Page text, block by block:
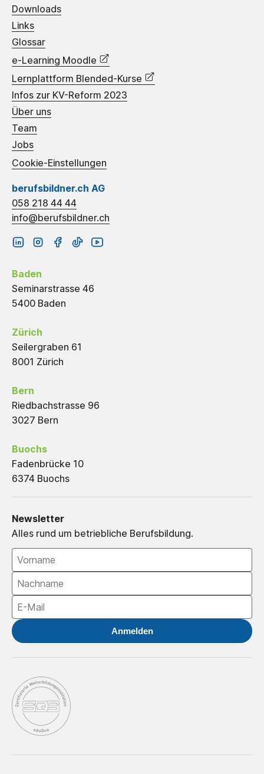
berufsbildner.ch AG
058 218 44 44
info@berufsbildner.ch
Baden
Seminarstrasse 46
5400 Baden
Zürich
Seilergraben 61
8001 Zürich
Bern
Riedbachstrasse 96
3027 Bern
Buochs
Fadenbrücke 10
6374 Buochs
Downloads
Links
Glossar
e-Learning Moodle
Lernplattform Blended-Kurse
Infos zur KV-Reform 2023
Über uns
Team
Jobs
Cookie-Einstellungen
Newsletter
Alles rund um betriebliche Berufsbildung.
Anmelden